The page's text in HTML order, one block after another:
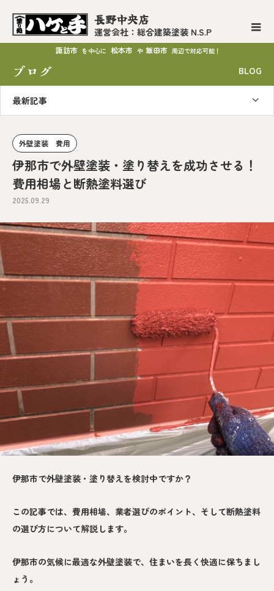
長野中央店
運営会社：総合建築塗装 N.S.P
諏訪市 を中心に 松本市 や 飯田市 周辺で対応可能！
ブログ BLOG
最新記事
外壁塗装 費用
伊那市で外壁塗装・塗り替えを成功させる！
費用相場と断熱塗料選び
2025.09.29
伊那市で外壁塗装・塗り替えを検討中ですか？
この記事では、費用相場、業者選びのポイント、そして断熱塗料
の選び方について解説します。
伊那市の気候に最適な外壁塗装で、住まいを長く快適に保ちまし
ょう。